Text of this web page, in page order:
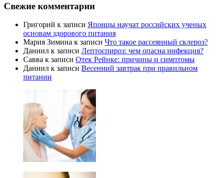
Свежие комментарии
Григорий к записи Японцы научат российских ученых
основам здорового питания
Мария Зимина к записи Что такое рассеянный склероз?
Даниил к записи Лептоспироз: чем опасна инфекция?
Савва к записи Отек Рейнке: причины и симптомы
Даниил к записи Весенний завтрак при правильном
питании